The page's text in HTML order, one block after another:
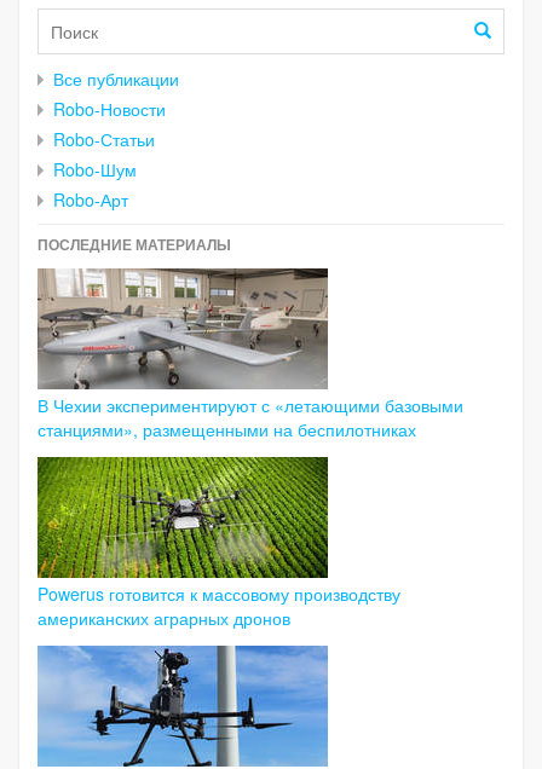
Все публикации
Robo-Новости
Robo-Статьи
Robo-Шум
Robo-Арт
ПОСЛЕДНИЕ МАТЕРИАЛЫ
В Чехии экспериментируют с «летающими базовыми
станциями», размещенными на беспилотниках
Powerus готовится к массовому производству
американских аграрных дронов